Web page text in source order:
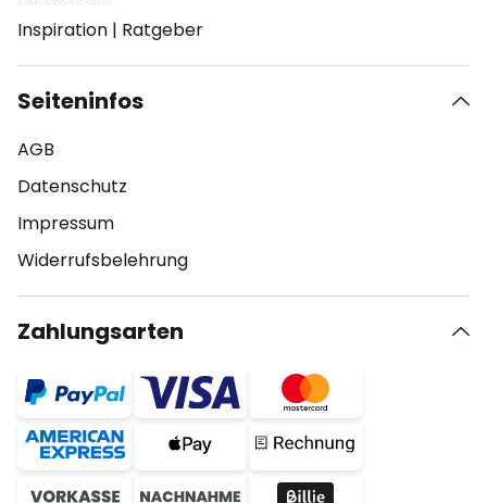
Inspiration | Ratgeber
Seiteninfos
AGB
Datenschutz
Impressum
Widerrufsbelehrung
Zahlungsarten